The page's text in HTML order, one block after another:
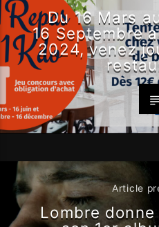
Du 16 Mars
16 Septembre
2024, venez
Article
Lombre